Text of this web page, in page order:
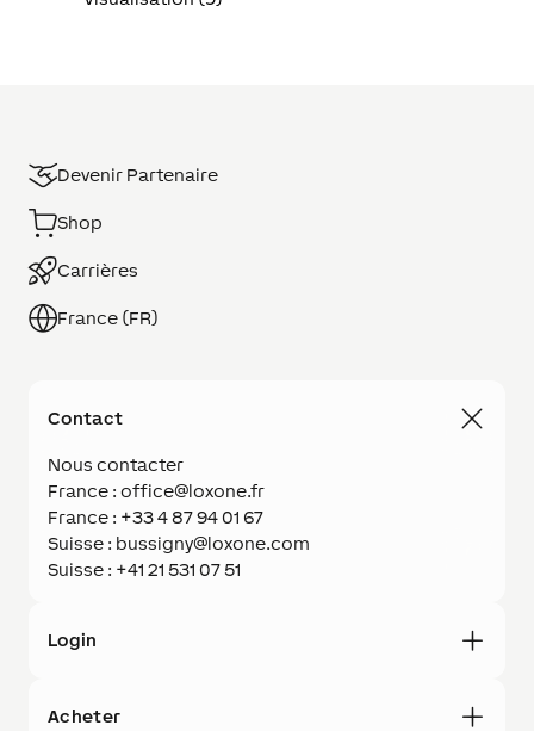
Devenir Partenaire
Shop
Carrières
France (FR)
Contact
Nous contacter
France : office@loxone.fr
France : +33 4 87 94 01 67
Suisse : bussigny@loxone.com
Suisse : +41 21 531 07 51
Login
Acheter